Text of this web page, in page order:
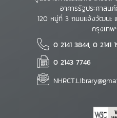
อาคารรัฐประศาสน
120 หมู่ที่ 3 ถนนแจ้งวัฒนะ
กรุงเทพ
0 2141 3844, 0 2141
0 2143 7746